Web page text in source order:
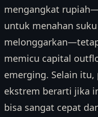
mengangkat
untuk menahan
memicu capital
emerging. Selain
ekstrem berarti jika
bisa sangat cepat